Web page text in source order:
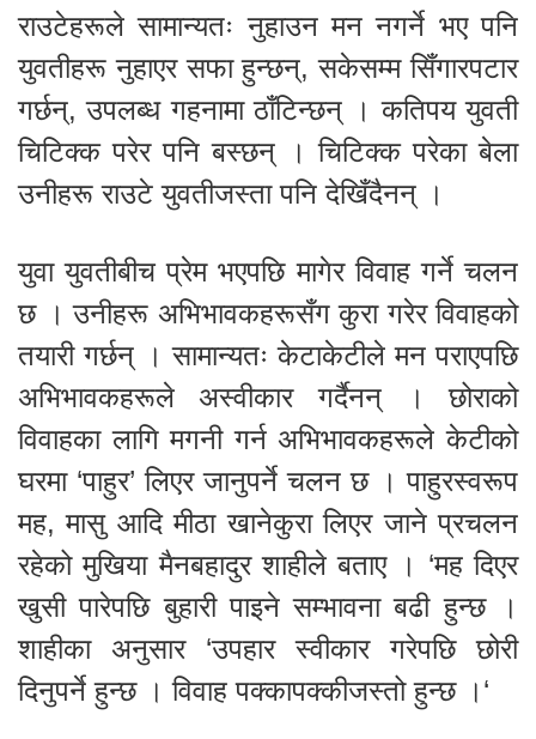
राउटेहरूले सामान्यतः नुहाउन मन नगर्ने भए पनि
युवतीहरू नुहाएर सफा हुन्छन्, सकेसम्म सिँगारपटार
गर्छन्, उपलब्ध गहनामा ठाँटिन्छन् । कतिपय युवती
चिटिक्क परेर पनि बस्छन् । चिटिक्क परेका बेला
उनीहरू राउटे युवतीजस्ता पनि देखिँदैनन् ।
युवा युवतीबीच प्रेम भएपछि मागेर विवाह गर्ने चलन
छ । उनीहरू अभिभावकहरूसँग कुरा गरेर विवाहको
तयारी गर्छन् । सामान्यतः केटाकेटीले मन पराएपछि
अभिभावकहरूले अस्वीकार गर्दैनन् । छोराको
विवाहका लागि मगनी गर्न अभिभावकहरूले केटीको
घरमा ‘पाहुर’ लिएर जानुपर्ने चलन छ । पाहुरस्वरूप
मह, मासु आदि मीठा खानेकुरा लिएर जाने प्रचलन
रहेको मुखिया मैनबहादुर शाहीले बताए । ‘मह दिएर
खुसी पारेपछि बुहारी पाइने सम्भावना बढी हुन्छ ।
शाहीका अनुसार ‘उपहार स्वीकार गरेपछि छोरी
दिनुपर्ने हुन्छ । विवाह पक्कापक्कीजस्तो हुन्छ ।‘